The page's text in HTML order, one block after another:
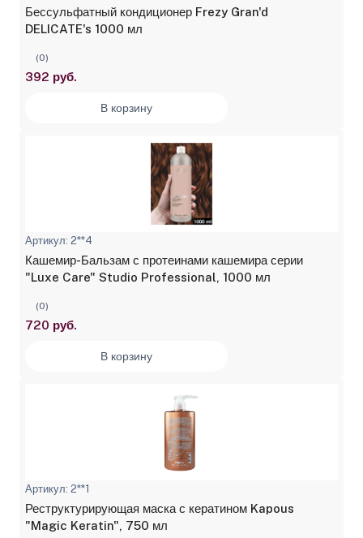
Бессульфатный кондиционер Frezy Gran'd
DELICATE's 1000 мл
(0)
392 руб.
В корзину
Артикул: 2**4
Кашемир-Бальзам с протеинами кашемира серии
"Luxe Care" Studio Professional, 1000 мл
(0)
720 руб.
В корзину
Артикул: 2**1
Реструктурирующая маска с кератином Kapous
"Magic Keratin", 750 мл